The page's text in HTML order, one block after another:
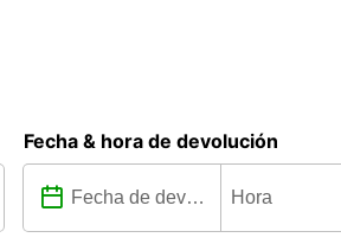
Fecha & hora de devolución